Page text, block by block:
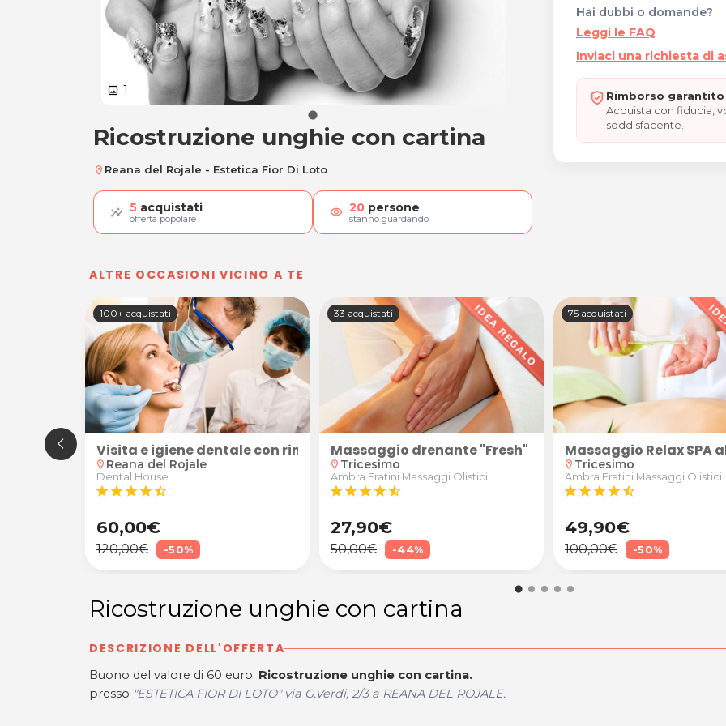
image 1
Ricostruzione unghie con cartina
Ricostruzione unghie con cartina
location_on Reana del Rojale - Estetica Fior Di Loto
5 acquistati
offerta popolare visibility 20 persone
stanno guardando
Hai dubbi o domande?
Leggi le FAQ
Inviaci una richiesta di
Rimborso
Acquista con fiducia,
soddisfacente.
ALTRE OCCASIONI VICINO A TE
retro coscia o braccia presso il Centro Medicina Estetica FVG di Tavagnacco
da Friulart Boutique a Reana del Rojale
100+ acquistati
Visita e igiene dentale con rimozione tartaro
location_on Reana del Rojale
Dental House
star star star star star_half
60,00€
120,00€ -50%
33 acquistati
Massaggio drenante "Fresh"
location_on Tricesimo
Ambra Fratini Massaggi Olistici
star star star star star_half
27,90€
50,00€ -44%
75 acquistati
Massaggio Relax
location_on Tricesimo
Ambra Fratini Massaggi Olistici
star star star star star_half
49,90€
100,00€ -50%
Ricostruzione unghie con cartina
DESCRIZIONE DELL'OFFERTA
Buono del valore di 60 euro: Ricostruzione unghie con cartina.
presso "ESTETICA FIOR DI LOTO" via G.Verdi, 2/3 a REANA DEL ROJALE.